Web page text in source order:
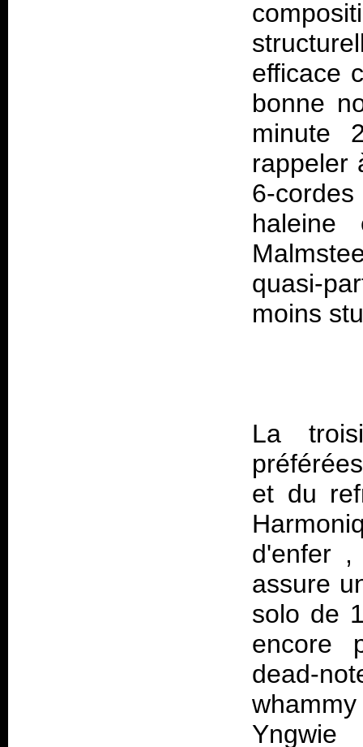
efficace
bonne
minute
rappeler
6-
haleine
quasi-
La
et du
d'enfer ,
assure
solo de
encore
dead-
Yngwie